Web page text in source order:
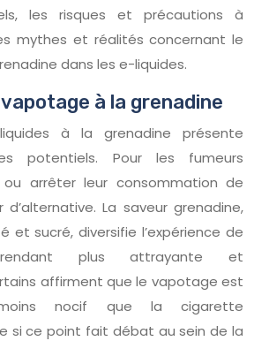
les risques et précautions à
mythes et réalités concernant le
dans les e-liquides.
à la grenadine
à la grenadine présente
potentiels. Pour les fumeurs
arrêter leur consommation de
La saveur grenadine,
et sucré, diversifie l’expérience de
plus attrayante et
affirment que le vapotage est
moins nocif que la cigarette
si ce point fait débat au sein de la